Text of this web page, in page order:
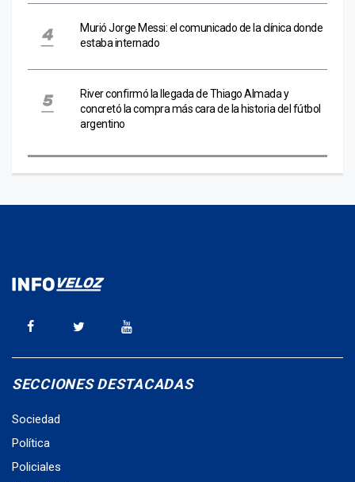
Murió Jorge Messi: el comunicado de la clínica donde
estaba internado
River confirmó la llegada de Thiago Almada y
concretó la compra más cara de la historia del fútbol
argentino
SECCIONES DESTACADAS
Sociedad
Política
Policiales